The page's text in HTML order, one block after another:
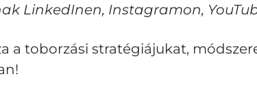
LinkedInen, Instagramon,
a toborzási stratégiájukat,